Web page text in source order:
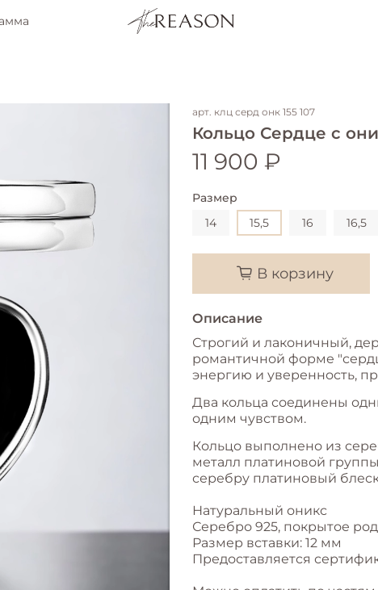
арт. клц серд онк 155 107
Кольцо Сердце с
11 900 ₽
Размер
14
15,5 16 16,5
В корзину
Описание
Строгий и лаконичный,
романтичной форме
энергию и уверенность,
Два кольца соединены
одним чувством.
Кольцо выполнено из
металл платиновой
серебру платиновый
Натуральный оникс
Серебро 925, покрытое
Размер вставки: 12 мм
Предоставляется